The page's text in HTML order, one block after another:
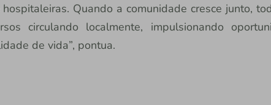
Quando a comunidade cresce junto,
circulando localmente, impulsionando
de vida”, pontua.